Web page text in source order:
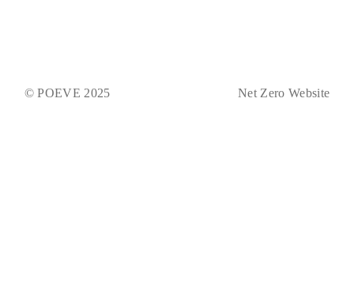
© POEVE 2025 Net Zero Website